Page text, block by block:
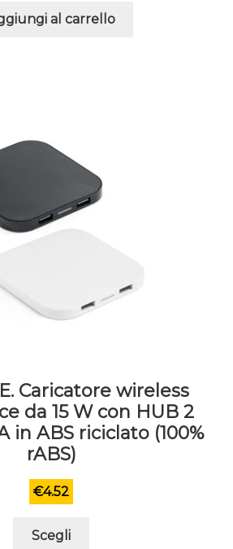
al carrello
Caricatore wireless
da 15 W con HUB 2
in ABS riciclato (100%
rABS)
€4.52
Scegli